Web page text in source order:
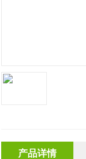
产品详情